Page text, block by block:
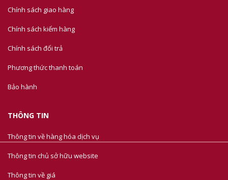
Chính sách giao hàng
Chính sách kiểm hàng
Chính sách đổi trả
Phương thức thanh toán
Bảo hành
THÔNG TIN
Thông tin về hàng hóa dịch vụ
Thông tin chủ sở hữu website
Thông tin về giá